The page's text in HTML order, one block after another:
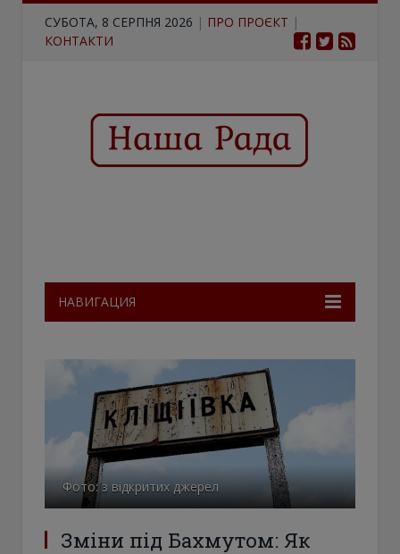
СУБОТА, 8 СЕРПНЯ 2026 | ПРО ПРОЄКТ |
КОНТАКТИ
НАВИГАЦИЯ
Фото: з відкритих джерел
Зміни під Бахмутом: Як